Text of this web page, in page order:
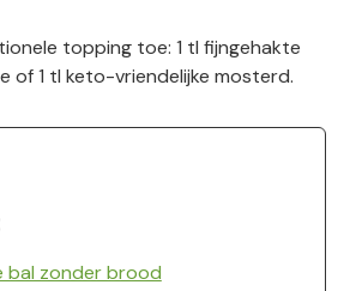
topping toe: 1 tl fijngehakte
of 1 tl keto-vriendelijke mosterd.
bal zonder brood